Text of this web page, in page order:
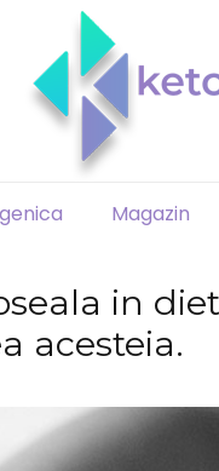
Magazin
in
acesteia.